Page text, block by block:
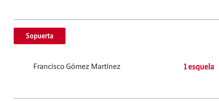
Sopuerta
Francisco Gómez Martínez 1 esquela